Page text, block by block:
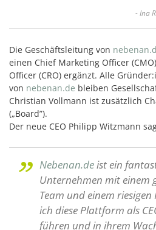
- Ina
Die Geschäftsleitung von
einen Chief Marketing Officer
Officer (CRO) ergänzt. Alle
von nebenan.de bleiben
Christian Vollmann ist zusätzlich
(„Board”).
Der neue CEO Philipp Witzmann
Nebenan.deist ein
Unternehmen mit einem
Team und einem riesigen
ich diese Plattform als
führen und in ihrem